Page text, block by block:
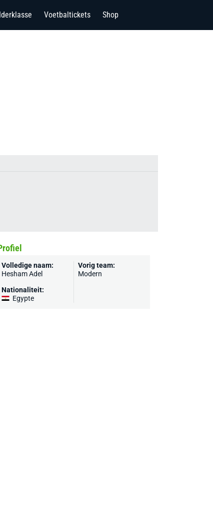
Voetbaltickets Shop
Volledige naam:
Hesham Adel
Nationaliteit:
Egypte
Vorig team:
Modern